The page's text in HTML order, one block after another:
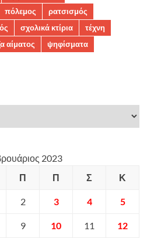
πόλεμος
ρατσισμός
σχολικά κτίρια
τέχνη
αίματος ψηφίσματα
2023
Π Π Σ Κ
2 3 4 5
9 10 11 12